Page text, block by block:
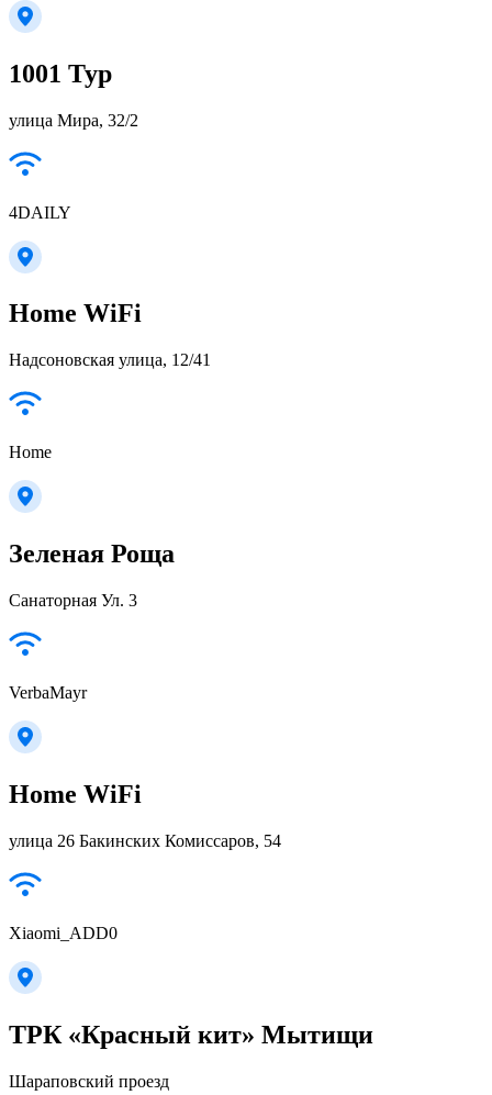
1001 Тур
улица Мира, 32/2
4DAILY
Home WiFi
Надсоновская улица, 12/41
Home
Зеленая Роща
Санаторная Ул. 3
VerbaMayr
Home WiFi
улица 26 Бакинских Комиссаров, 54
Xiaomi_ADD0
ТРК «Красный кит» Мытищи
Шараповский проезд